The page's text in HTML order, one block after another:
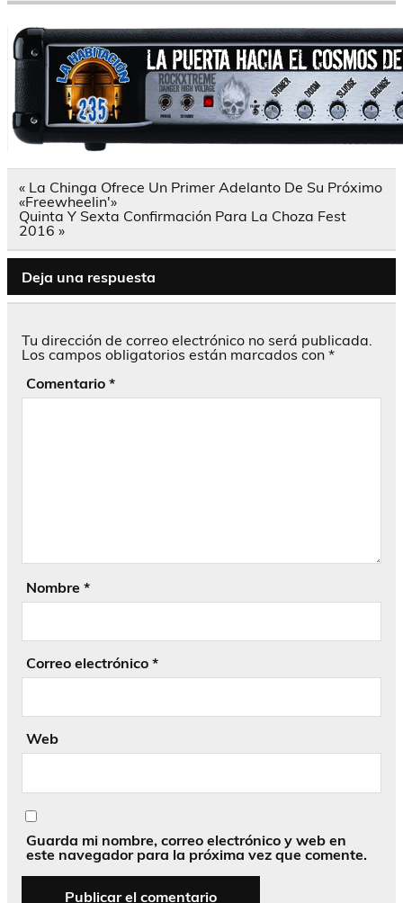
Navegación
de
entradas
« La Chinga Ofrece Un Primer Adelanto De Su Próximo
«Freewheelin'»
Quinta Y Sexta Confirmación Para La Choza Fest
2016 »
Deja una respuesta
Tu dirección de correo electrónico no será publicada.
Los campos obligatorios están marcados con *
Comentario *
Nombre *
Correo electrónico *
Web
Guarda mi nombre, correo electrónico y web en
este navegador para la próxima vez que comente.